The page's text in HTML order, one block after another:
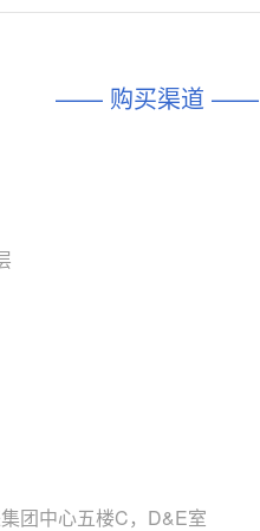
相似度 44%
同功能
—— 购买渠道 ——
团中心五楼C，D&E室